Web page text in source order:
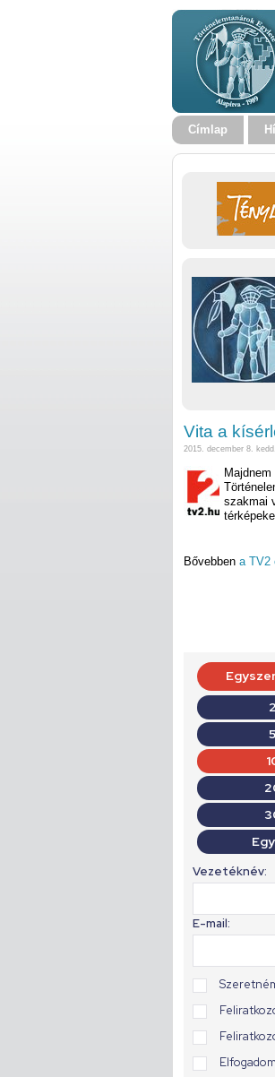
Címlap
Vita a
2015. december 8.
szakmai
Bővebben a TV2